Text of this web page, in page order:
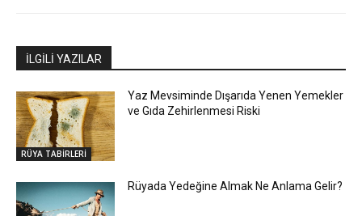
İLGİLİ YAZILAR
RÜYA TABİRLERİ
Yaz Mevsiminde Dışarıda Yenen Yemekler
ve Gıda Zehirlenmesi Riski
Rüyada Yedeğine Almak Ne Anlama Gelir?